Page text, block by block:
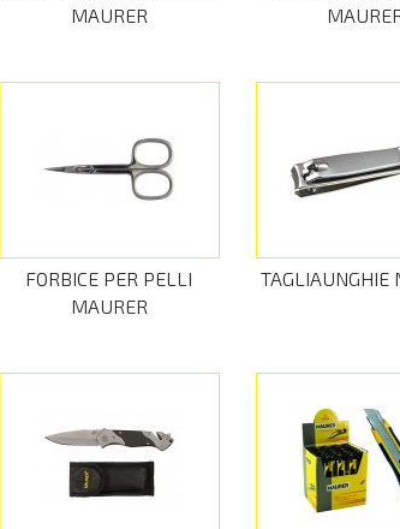
MAURER
FORBICE PER PELLI
MAURER
TAGLIAUNGHIE